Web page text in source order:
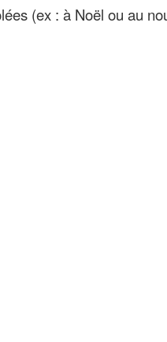
(ex : à Noël ou au